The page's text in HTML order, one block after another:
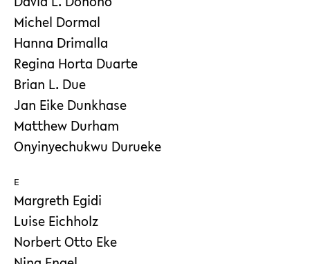
Michel Dormal
Hanna Drimalla
Regina Horta Duarte
Brian L. Due
Jan Eike Dunkhase
Matthew Durham
Onyinyechukwu Durueke
E
Margreth Egidi
Luise Eichholz
Norbert Otto Eke